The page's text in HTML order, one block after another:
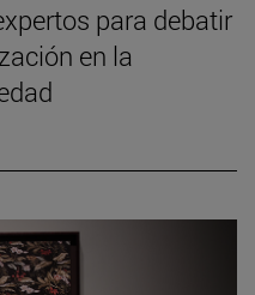
para debatir
en la